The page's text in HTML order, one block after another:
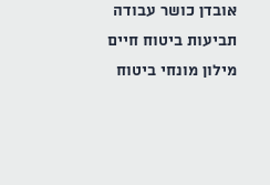
אובדן כושר עבודה
תביעות ביטוח חיים
מילון מונחי ביטוח